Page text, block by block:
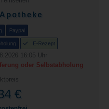
Paypal
E-Rezept
16:05 Uhr
oder Selbstabholung
€